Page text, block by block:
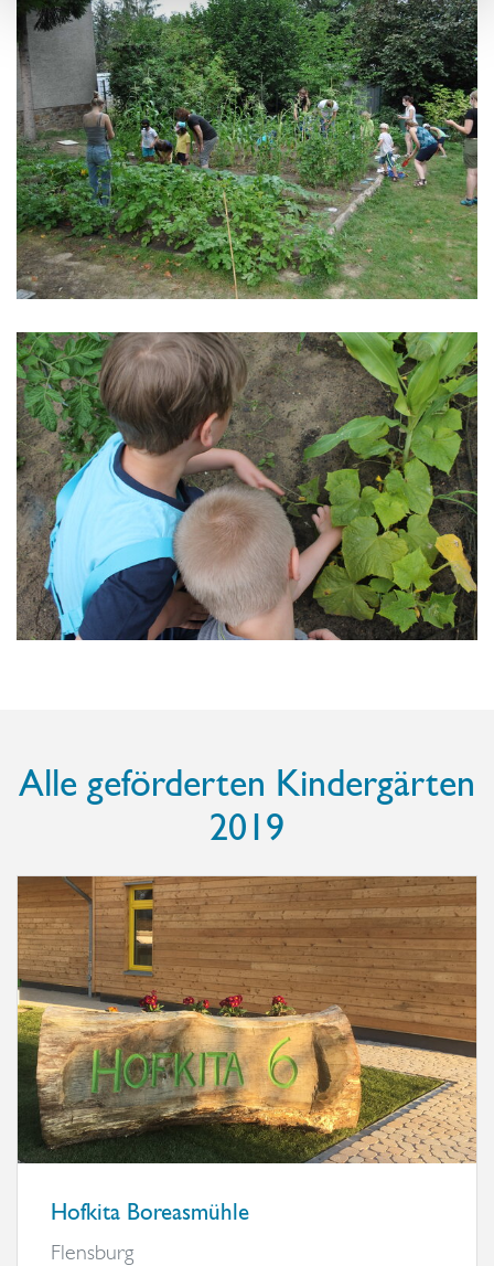
ändern. Weitere Informationen über die Verwendung Ihrer
Daten finden Sie in unsererDatenschutzerklärung
Alle geförderten Kindergärten
2019
Hofkita Boreasmühle
Flensburg